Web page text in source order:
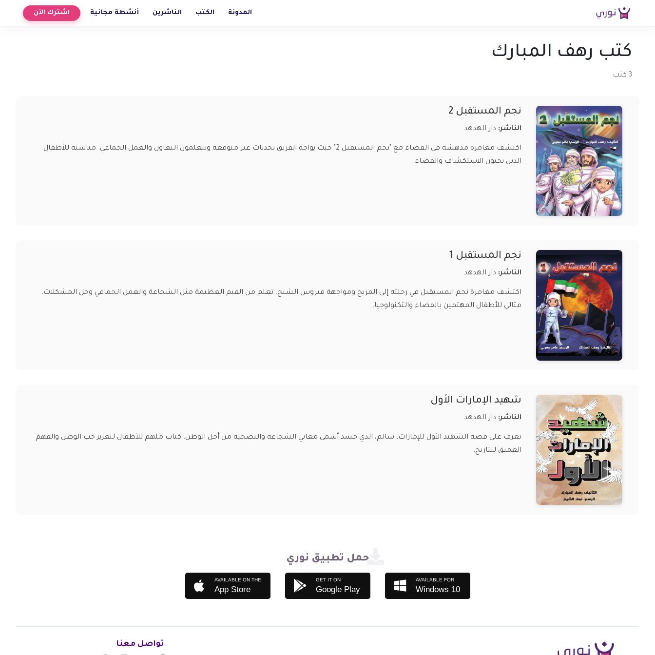
المدونة الكتب الناشرين أنشطة مجانية اشترك الآن
كتب رهف المبارك
3 كتب
نجم المستقبل 2
الناشر: دار الهدهد
اكتشف مغامرة مدهشة في الفضاء مع "نجم المستقبل 2" حيث يواجه الفريق تحديات غير متوقعة ويتعلمون التعاون والعمل الجماعي. مناسبة للأطفال
الذين يحبون الاستكشاف والفضاء.
نجم المستقبل 1
الناشر: دار الهدهد
اكتشف مغامرة نجم المستقبل في رحلته إلى المريخ ومواجهة فيروس الشبح. تعلم من القيم العظيمة مثل الشجاعة والعمل الجماعي وحل المشكلات.
مثالي للأطفال المهتمين بالفضاء والتكنولوجيا.
شهيد الإمارات الأول
الناشر: دار الهدهد
تعرف على قصة الشهيد الأول للإمارات، سالم، الذي جسد أسمى معاني الشجاعة والتضحية من أجل الوطن. كتاب ملهم للأطفال لتعزيز حب الوطن والفهم
العميق للتاريخ.
حمل تطبيق نوري
AVAILABLE ON THE
App Store
GET IT ON
Google Play
AVAILABLE FOR
Windows 10
تواصل معنا